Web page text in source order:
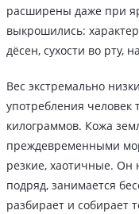
расширены даже при
выкрошились:
дёсен, сухости во рту,
Вес экстремально
употребления человек
килограммов. Кожа
преждевременными
резкие, хаотичные. Он
подряд, занимается
разбирает и собирает